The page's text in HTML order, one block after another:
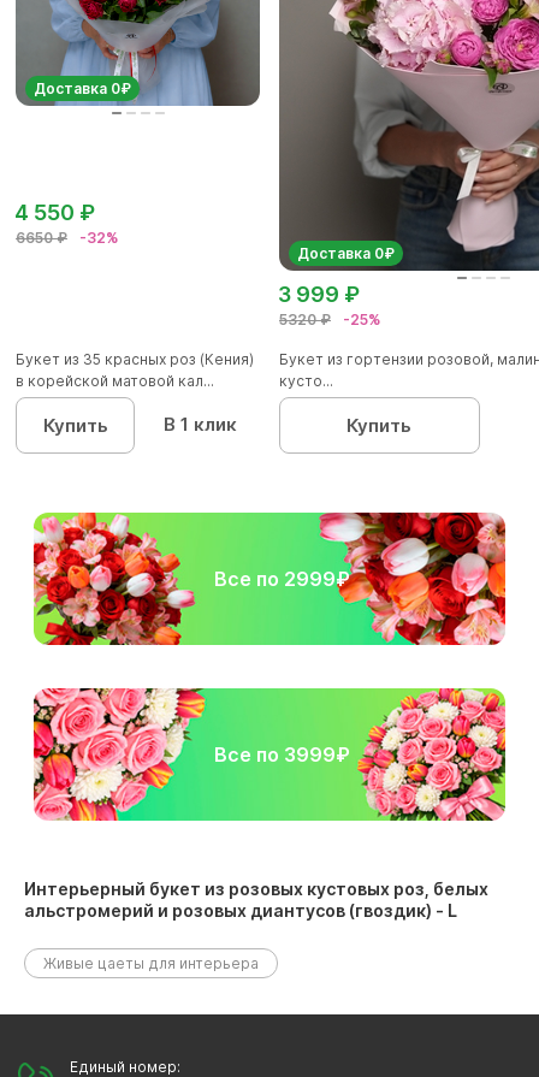
Доставка 0₽
6650 ₽ -32%
4 550 ₽
Букет из 35 красных роз (Кения)
в корейской матовой кал...
Купить В 1 клик
Доставка 0₽
5320 ₽ -25%
3 999 ₽
Букет из гортензии розовой,
кусто...
Купить
Все по 2999₽
Все по 3999₽
Интерьерный букет из розовых кустовых роз, белых
альстромерий и розовых диантусов (гвоздик) - L
Живые цаеты для интерьера
Единый номер: